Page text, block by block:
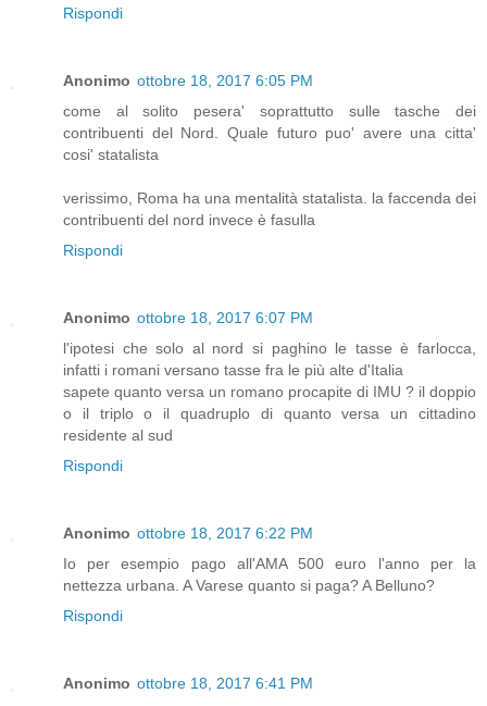
Rispondi
Anonimo ottobre 18, 2017 6:05 PM
come al solito pesera' soprattutto sulle tasche dei
contribuenti del Nord. Quale futuro puo' avere una citta'
cosi' statalista
verissimo, Roma ha una mentalità statalista. la faccenda dei
contribuenti del nord invece è fasulla
Rispondi
Anonimo ottobre 18, 2017 6:07 PM
l'ipotesi che solo al nord si paghino le tasse è farlocca,
infatti i romani versano tasse fra le più alte d'Italia
sapete quanto versa un romano procapite di IMU ? il doppio
o il triplo o il quadruplo di quanto versa un cittadino
residente al sud
Rispondi
Anonimo ottobre 18, 2017 6:22 PM
Io per esempio pago all'AMA 500 euro l'anno per la
nettezza urbana. A Varese quanto si paga? A Belluno?
Rispondi
Anonimo ottobre 18, 2017 6:41 PM